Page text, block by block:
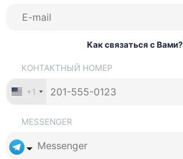
Как связаться с Вами?
КОНТАКТНЫЙ НОМЕР
+1
MESSENGER